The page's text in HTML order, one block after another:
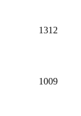
1312
1009